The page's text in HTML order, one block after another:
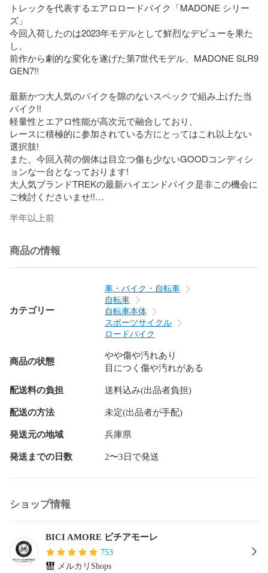
トレックを代表するエアロロードバイク「MADONE シリー
ズ」
今回入荷したのは2023年モデルとして鮮烈なデビューを果た
し、
前作から劇的な変化を遂げた第7世代モデル、MADONE SLR9
GEN7!!
最新かつ大人気のバイクを隙のないスペックで組み上げた当
バイク!!
軽量性とエアロ性能が高次元で融合しており、
レースに積極的に参加されている方にとってはこれ以上ない
選択肢!
また、今回入荷の個体は目立つ傷も少ないGOODコンディシ
ョンな一台となっております!
大人気ブランドTREKの最新ハイエンドバイク是非この機会に
ご検討くださいませ!!
※こちらのバイクは「ビチアモーレ芦屋店」にて在庫しており
御来店頂きましたら店頭お渡しも可能です。
店頭お渡しの場合は送料無料となります。
倉庫保管されているタイミングもございますので、
ご来店の際はご予約いただきますようお願い申し上げます。
■スペック
メーカー : トレック (TREK)
モデル：マドン MADONE SLR9 DISC GEN7 2023年モデル
■サイズ：56
適応身長目安：177cm～182cm
トップチューブ：559mm(水平換算 メーカー値)
シートチューブ：525mm (C-T メーカー値)
撮影時サドル高さ：約760mm（BBセンター～サドル上面ま
で）
■パーツメーカー・モデル・スペック
半年以上前
商品の情報
カテゴリー
車・バイク・自転車
自転車
自転車本体
スポーツサイクル
ロードバイク
商品の状態
やや傷や汚れあり
目につく傷や汚れがある
配送料の負担 送料込み(出品者負担)
配送の方法 未定(出品者が手配)
発送元の地域 兵庫県
発送までの日数 2〜3日で発送
ショップ情報
BICI AMORE ビチアモーレ
753
メルカリShops